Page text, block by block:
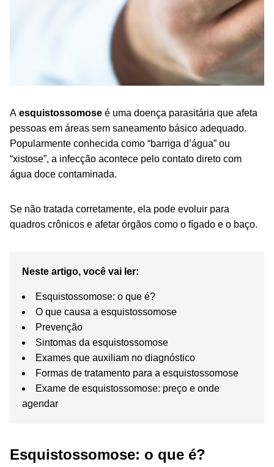
A esquistossomose é uma doença parasitária que afeta
pessoas em áreas sem saneamento básico adequado.
Popularmente conhecida como “barriga d’água” ou
“xistose”, a infecção acontece pelo contato direto com
água doce contaminada.
Se não tratada corretamente, ela pode evoluir para
quadros crônicos e afetar órgãos como o fígado e o baço.
Neste artigo, você vai ler:
Esquistossomose: o que é?
O que causa a esquistossomose
Prevenção
Sintomas da esquistossomose
Exames que auxiliam no diagnóstico
Formas de tratamento para a esquistossomose
Exame de esquistossomose: preço e onde
agendar
Esquistossomose: o que é?